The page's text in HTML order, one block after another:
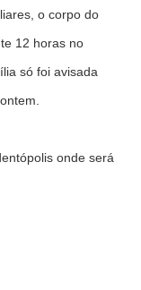
o corpo do
12 horas no
só foi avisada
onde será